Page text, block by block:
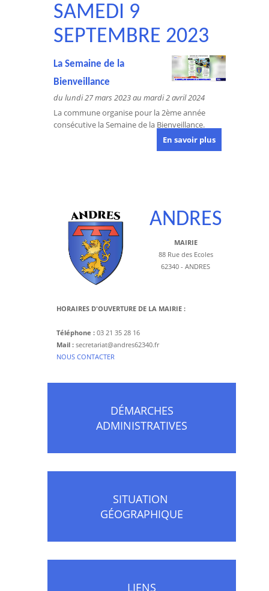
SAMEDI 9
SEPTEMBRE 2023
La Semaine de la
Bienveillance
du lundi 27 mars 2023 au mardi 2 avril 2024
La commune organise pour la 2ème année
consécutive la Semaine de la Bienveillance.
En savoir plus
ANDRES
MAIRIE
88 Rue des Ecoles
62340 - ANDRES
HORAIRES D'OUVERTURE DE LA MAIRIE :
Téléphone : 03 21 35 28 16
Mail : secretariat@andres62340.fr
​NOUS CONTACTER
DÉMARCHES
ADMINISTRATIVES
SITUATION
GÉOGRAPHIQUE
LIENS